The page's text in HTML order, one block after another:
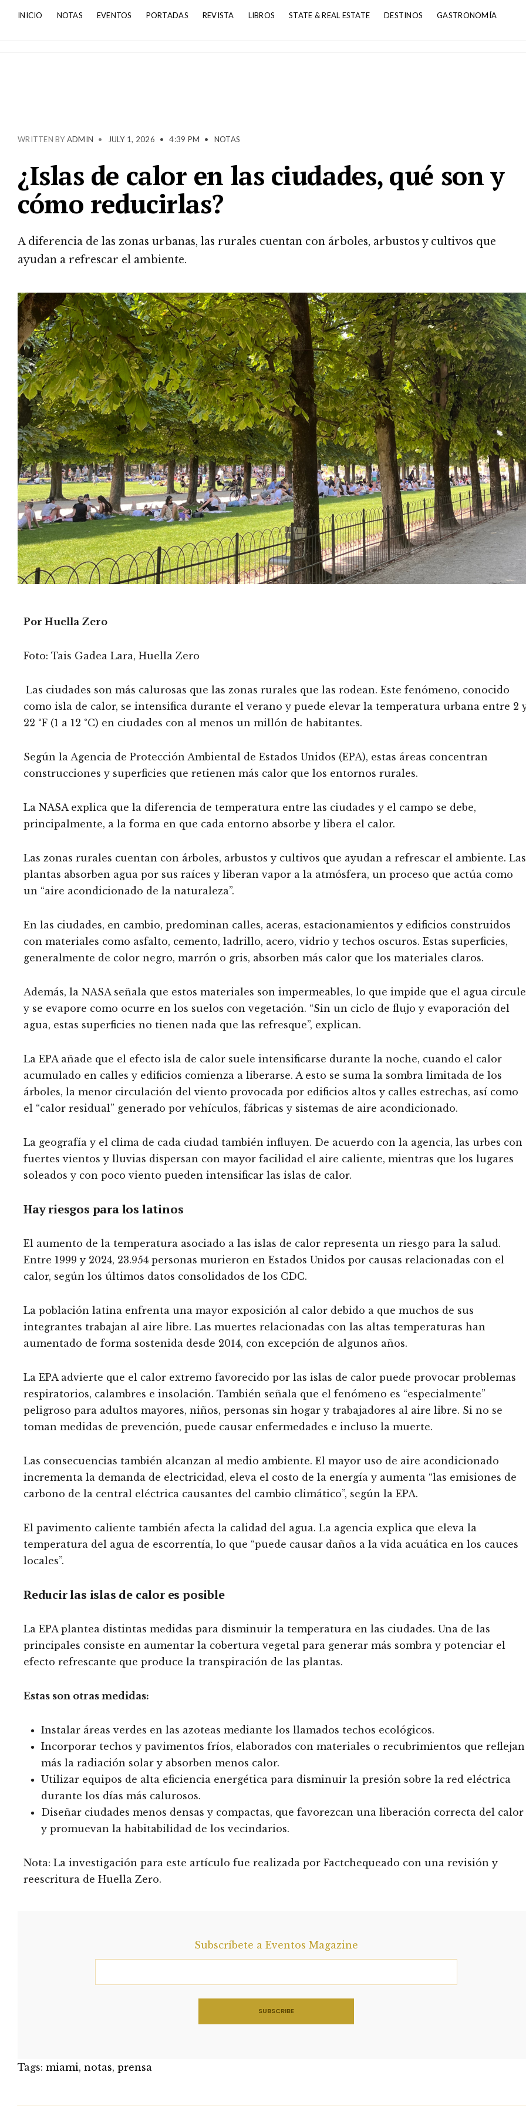
INICIO NOTAS EVENTOS PORTADAS REVISTA LIBROS STATE & REAL ESTATE DESTINOS GASTRONOMÍA
WRITTEN BY ADMIN • JULY 1, 2026 • 4:39 PM • NOTAS
¿Islas de calor en las ciudades, qué son y
cómo reducirlas?
A diferencia de las zonas urbanas, las rurales cuentan con árboles, arbustos y cultivos que
ayudan a refrescar el ambiente.
Por Huella Zero
Foto: Tais Gadea Lara, Huella Zero
Las ciudades son más calurosas que las zonas rurales que las rodean. Este fenómeno, conocido
como isla de calor, se intensifica durante el verano y puede elevar la temperatura urbana entre 2
22 °F (1 a 12 °C) en ciudades con al menos un millón de habitantes.
Según la Agencia de Protección Ambiental de Estados Unidos (EPA), estas áreas concentran
construcciones y superficies que retienen más calor que los entornos rurales.
La NASA explica que la diferencia de temperatura entre las ciudades y el campo se debe,
principalmente, a la forma en que cada entorno absorbe y libera el calor.
Las zonas rurales cuentan con árboles, arbustos y cultivos que ayudan a refrescar el ambiente. Las
plantas absorben agua por sus raíces y liberan vapor a la atmósfera, un proceso que actúa como
un “aire acondicionado de la naturaleza”.
En las ciudades, en cambio, predominan calles, aceras, estacionamientos y edificios construidos
con materiales como asfalto, cemento, ladrillo, acero, vidrio y techos oscuros. Estas superficies,
generalmente de color negro, marrón o gris, absorben más calor que los materiales claros.
Además, la NASA señala que estos materiales son impermeables, lo que impide que el agua circule
y se evapore como ocurre en los suelos con vegetación. “Sin un ciclo de flujo y evaporación del
agua, estas superficies no tienen nada que las refresque”, explican.
La EPA añade que el efecto isla de calor suele intensificarse durante la noche, cuando el calor
acumulado en calles y edificios comienza a liberarse. A esto se suma la sombra limitada de los
árboles, la menor circulación del viento provocada por edificios altos y calles estrechas, así como
el “calor residual” generado por vehículos, fábricas y sistemas de aire acondicionado.
La geografía y el clima de cada ciudad también influyen. De acuerdo con la agencia, las urbes con
fuertes vientos y lluvias dispersan con mayor facilidad el aire caliente, mientras que los lugares
soleados y con poco viento pueden intensificar las islas de calor.
Hay riesgos para los latinos
El aumento de la temperatura asociado a las islas de calor representa un riesgo para la salud.
Entre 1999 y 2024, 23.954 personas murieron en Estados Unidos por causas relacionadas con el
calor, según los últimos datos consolidados de los CDC.
La población latina enfrenta una mayor exposición al calor debido a que muchos de sus
integrantes trabajan al aire libre. Las muertes relacionadas con las altas temperaturas han
aumentado de forma sostenida desde 2014, con excepción de algunos años.
La EPA advierte que el calor extremo favorecido por las islas de calor puede provocar problemas
respiratorios, calambres e insolación. También señala que el fenómeno es “especialmente”
peligroso para adultos mayores, niños, personas sin hogar y trabajadores al aire libre. Si no se
toman medidas de prevención, puede causar enfermedades e incluso la muerte.
Las consecuencias también alcanzan al medio ambiente. El mayor uso de aire acondicionado
incrementa la demanda de electricidad, eleva el costo de la energía y aumenta “las emisiones de
carbono de la central eléctrica causantes del cambio climático”, según la EPA.
El pavimento caliente también afecta la calidad del agua. La agencia explica que eleva la
temperatura del agua de escorrentía, lo que “puede causar daños a la vida acuática en los cauces
locales”.
Reducir las islas de calor es posible
La EPA plantea distintas medidas para disminuir la temperatura en las ciudades. Una de las
principales consiste en aumentar la cobertura vegetal para generar más sombra y potenciar el
efecto refrescante que produce la transpiración de las plantas.
Estas son otras medidas:
Instalar áreas verdes en las azoteas mediante los llamados techos ecológicos.
Incorporar techos y pavimentos fríos, elaborados con materiales o recubrimientos que reflejan
más la radiación solar y absorben menos calor.
Utilizar equipos de alta eficiencia energética para disminuir la presión sobre la red eléctrica
durante los días más calurosos.
Diseñar ciudades menos densas y compactas, que favorezcan una liberación correcta del calor
y promuevan la habitabilidad de los vecindarios.
Nota: La investigación para este artículo fue realizada por Factchequeado con una revisión y
reescritura de Huella Zero.
Subscríbete a Eventos Magazine
Tags: miami, notas, prensa